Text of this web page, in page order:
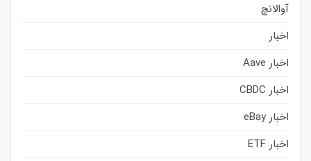
آوالانچ
اخبار
اخبار Aave
اخبار CBDC
اخبار eBay
اخبار ETF